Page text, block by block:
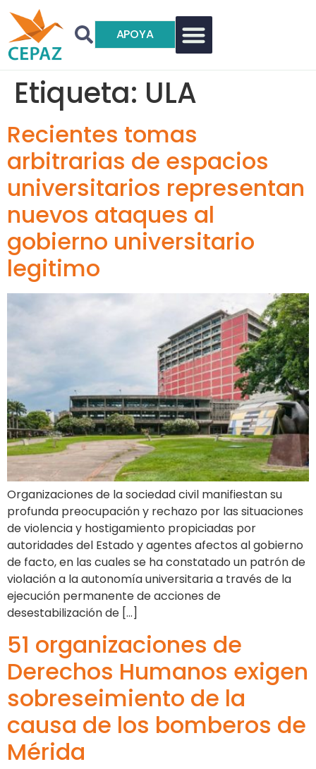
APOYA
Etiqueta: ULA
Recientes tomas
arbitrarias de espacios
universitarios representan
nuevos ataques al
gobierno universitario
legitimo
Organizaciones de la sociedad civil manifiestan su
profunda preocupación y rechazo por las situaciones
de violencia y hostigamiento propiciadas por
autoridades del Estado y agentes afectos al gobierno
de facto, en las cuales se ha constatado un patrón de
violación a la autonomía universitaria a través de la
ejecución permanente de acciones de
desestabilización de […]
51 organizaciones de
Derechos Humanos exigen
sobreseimiento de la
causa de los bomberos de
Mérida